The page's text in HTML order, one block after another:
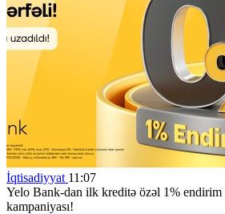
İqtisadiyyat 11:07
Yelo Bank-dan ilk kreditə özəl 1% endirim
kampaniyası!